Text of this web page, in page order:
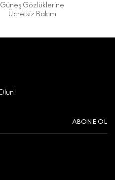
Güneş Gözlüklerine
Ücretsiz Bakım
ABONE OL